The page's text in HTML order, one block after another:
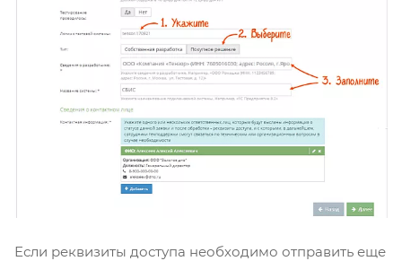
Если реквизиты доступа необходимо отправить еще